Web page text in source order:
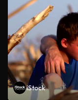
iStock